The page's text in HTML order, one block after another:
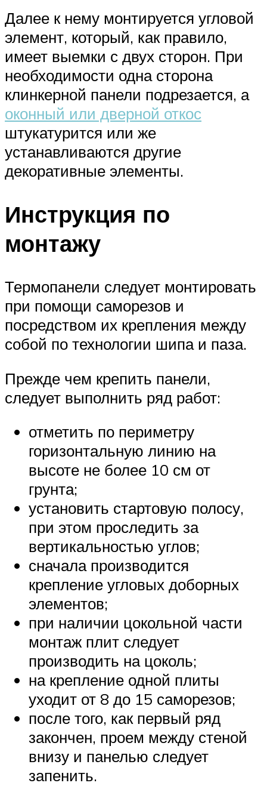
Далее к нему монтируется угловой
элемент, который, как правило,
имеет выемки с двух сторон. При
необходимости одна сторона
клинкерной панели подрезается, а
оконный или дверной откос
штукатурится или же
устанавливаются другие
декоративные элементы.
Инструкция по
монтажу
Термопанели следует монтировать
при помощи саморезов и
посредством их крепления между
собой по технологии шипа и паза.
Прежде чем крепить панели,
следует выполнить ряд работ:
отметить по периметру
горизонтальную линию на
высоте не более 10 см от
грунта;
установить стартовую полосу,
при этом проследить за
вертикальностью углов;
сначала производится
крепление угловых доборных
элементов;
при наличии цокольной части
монтаж плит следует
производить на цоколь;
на крепление одной плиты
уходит от 8 до 15 саморезов;
после того, как первый ряд
закончен, проем между стеной
внизу и панелью следует
запенить.